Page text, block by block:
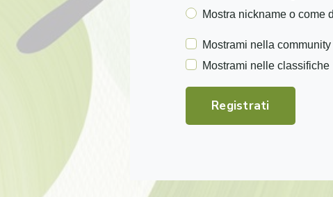
Mostra nickname o come
Mostrami nella community
Mostrami nelle classifiche
Registrati